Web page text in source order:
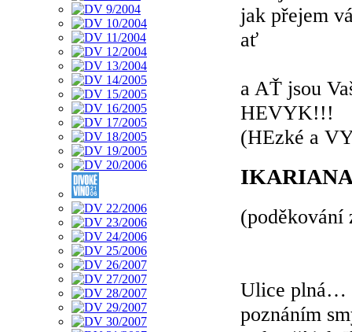
jak přejem
ať
a AŤ jsou
HEVYK!!!
(HEzké a
Ulice plná…
poznáním